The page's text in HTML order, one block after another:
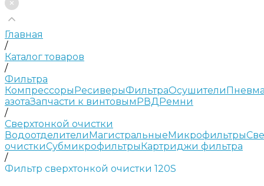
Главная
/
Каталог товаров
/
Фильтра
КомпрессорыРесиверыФильтраОсушители
азотаЗапчасти к винтовымРВДРемни
/
Сверхтонкой очистки
ВодоотделителиМагистральныеМикрофильтры
очисткиСубмикрофильтрыКартриджи фильтра
/
Фильтр сверхтонкой очистки 120S